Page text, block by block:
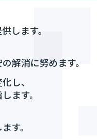
します。
解消に努めます。
し、
ます。
す。